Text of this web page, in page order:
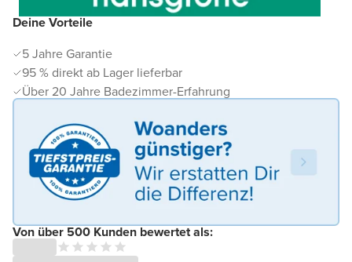
Deine Vorteile
5 Jahre Garantie
95 % direkt ab Lager lieferbar
Über 20 Jahre Badezimmer-Erfahrung
Von über 500 Kunden bewertet als: